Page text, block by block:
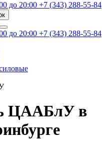
до 20:00 +7 (343) 288-55-84
до 20:00 +7 (343) 288-55-84
ЦААБлУ в